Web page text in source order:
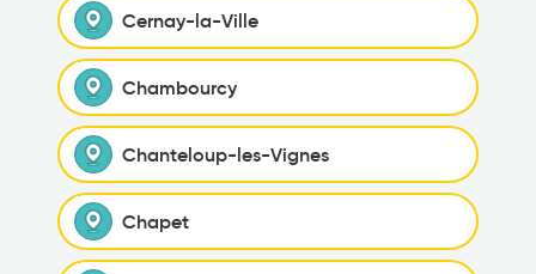
Cernay-la-Ville
Chambourcy
Chanteloup-les-Vignes
Chapet